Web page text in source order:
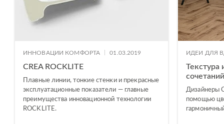
ИННОВАЦИИ КОМФОРТА 01.03.2019
CREA ROCKLITE
Плавные линии, тонкие стенки и прекрасные
эксплуатационные показатели — главные
преимущества инновационной технологии
ROCKLITE.
ИДЕИ ДЛЯ
Текстура
сочетаний
Дизайнеры
помощью